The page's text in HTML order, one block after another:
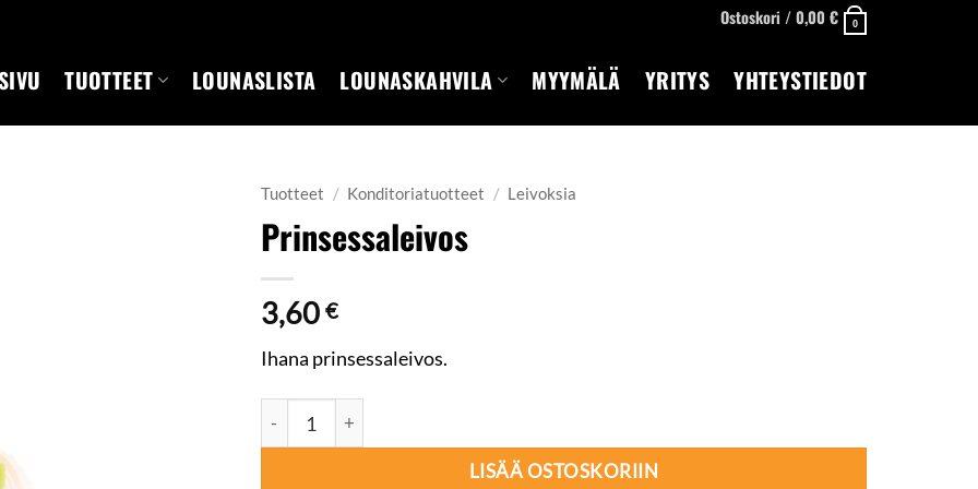
Ostoskori /0,00 € 0
TUOTTEET LOUNASLISTA LOUNASKAHVILA MYYMÄLÄ YRITYS YHTEYSTIEDOT
Tuotteet / Konditoriatuotteet / Leivoksia
Prinsessaleivos
3,60 €
Ihana prinsessaleivos.
LISÄÄ OSTOSKORIIN